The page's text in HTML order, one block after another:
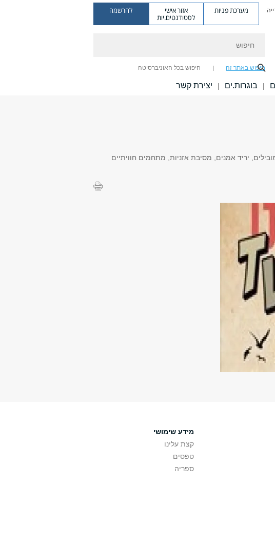
מערכת פניות אזור אישי
לסטודנטים.יות
להרשמה
חיפוש באתר זה חיפוש בכל האוניברסיטה
| בוגרות.ים | יצירת קשר
החל מ-12:00, עם הופעות אמנים מובילים, יריד אמנים, מסיבת אזניות, מתחמים חוויתיים
מידע שימושי
קצת עלינו
טפסים
ספריה